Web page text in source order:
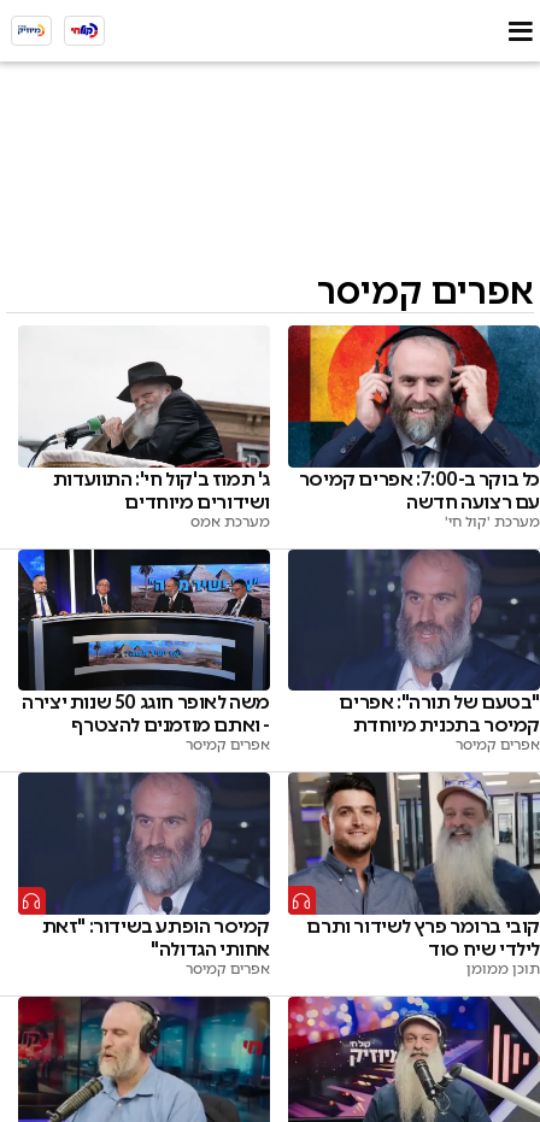
אפרים קמיסר
כל בוקר ב-7:00: אפרים קמיסר
עם רצועה חדשה
מערכת 'קול חי'
ג' תמוז ב'קול חי': התוועדות
ושידורים מיוחדים
מערכת אמס
"בטעם של תורה": אפרים
קמיסר בתכנית מיוחדת
אפרים קמיסר
משה לאופר חוגג 50 שנות יצירה
- ואתם מוזמנים להצטרף
אפרים קמיסר
קובי ברומר פרץ לשידור ותרם
לילדי שיח סוד
תוכן ממומן
קמיסר הופתע בשידור: "זאת
אחותי הגדולה"
אפרים קמיסר